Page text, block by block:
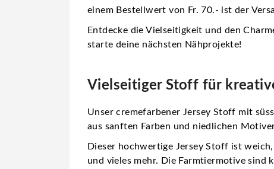
einem Bestellwert von Fr. 70.- ist der
Entdecke die Vielseitigkeit und den
starte deine nächsten Nähprojekte!
Vielseitiger Stoff für
Unser cremefarbener Jersey Stoff mit
aus sanften Farben und niedlichen
Dieser hochwertige Jersey Stoff ist
und vieles mehr. Die Farmtiermotive sind